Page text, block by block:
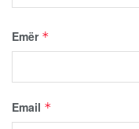
Emër *
Email *